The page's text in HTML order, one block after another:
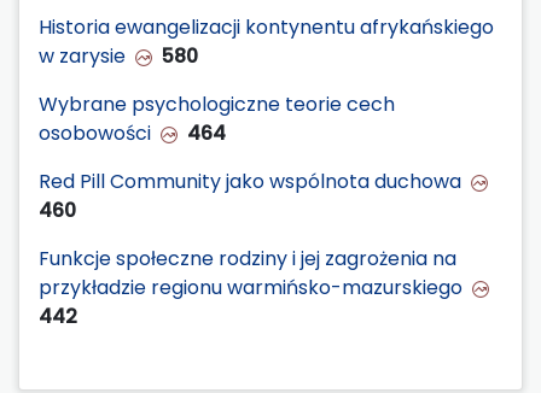
Historia ewangelizacji kontynentu afrykańskiego
w zarysie
580
Wybrane psychologiczne teorie cech
osobowości
464
Red Pill Community jako wspólnota duchowa
460
Funkcje społeczne rodziny i jej zagrożenia na
przykładzie regionu warmińsko-mazurskiego
442